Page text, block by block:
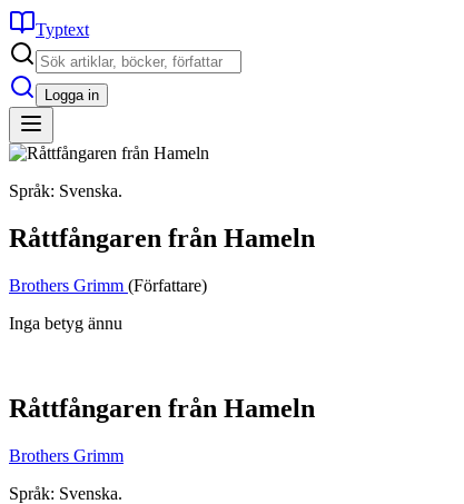
Typtext
Logga in
Språk: Svenska.
Råttfångaren från Hameln
Brothers Grimm (Författare)
Inga betyg ännu
Råttfångaren från Hameln
Brothers Grimm
Språk: Svenska.